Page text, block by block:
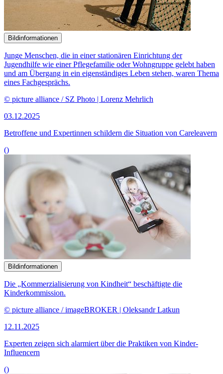
Bildinformationen
Junge Menschen, die in einer stationären Einrichtung der
Jugendhilfe wie einer Pflegefamilie oder Wohngruppe gelebt haben
und am Übergang in ein eigenständiges Leben stehen, waren Thema
eines Fachgesprächs.
© picture alliance / SZ Photo | Lorenz Mehrlich
03.12.2025
Betroffene und Expertinnen schildern die Situation von Careleavern
()
Bildinformationen
Die „Kommerzialisierung von Kindheit“ beschäftigte die
Kinderkommission.
© picture alliance / imageBROKER | Oleksandr Latkun
12.11.2025
Experten zeigen sich alarmiert über die Praktiken von Kinder-
Influencern
()